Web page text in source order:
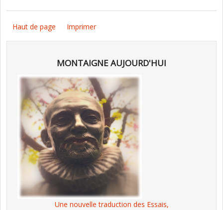
Haut de page Imprimer
MONTAIGNE AUJOURD'HUI
Une nouvelle traduction des Essais,